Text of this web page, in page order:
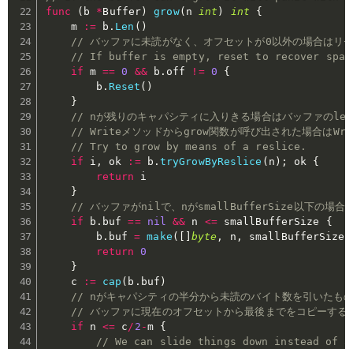
func
( b *Buffer ) grow( n int ) int
{
	m
:= b . Len ( )
// バッファに未読がなく、オフセットが0以外の場合はリ
// If buffer is empty, reset to recover
if m == 0 && b . off != 0
{
		b
. Reset ( )
}
// nが残りのキャパシティに入りきる場合はバッファの
// Writeメソッドからgrow関数が呼び出された場合は
// Try to grow by means of a reslice.
if i , ok := b . tryGrowByReslice ( n ) ; ok {
return i
}
// バッファがnilで、nがsmallBufferSize以下の場合
if b . buf == nil && n <= smallBufferSize {
		b
. buf = make ( ]byte , n , smallBufferSize
return
0
}
	c
:= cap ( b . buf )
// nがキャパシティの半分から未読のバイト数を引いたも
// バッファに現在のオフセットから最後までをコピーする
if n <= c/ 2 -m {
// We can slide things down instead of